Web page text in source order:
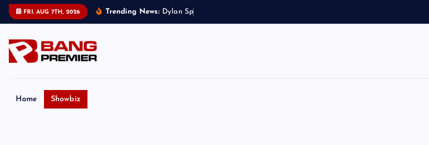
FRI. AUG 7TH, 2026 Trending News: Dy la n Sp
Home Showbiz